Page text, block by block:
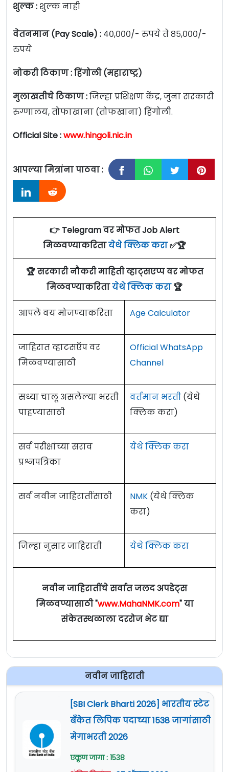
शुल्क : शुल्क नाही
वेतनमान (Pay Scale) : ४०,०००/- रुपये ते ८५,०००/-
रुपये
नोकरी ठिकाण : हिंगोली (महाराष्ट्र)
मुलाखतीचे ठिकाण :जिल्हा प्रशिक्षण केंद्र, जुना सरकारी
रुग्णालय, तोफाखाना (तोफखाना) हिंगोली.
Official Site :www.hingoli.nic.in
आपल्या मित्रांना पाठवा :
👉 Telegram वर मोफत Job Alert
मिळवण्याकरितायेथे क्लिक करा✅🏆
🏆 सरकारी नौकरी माहिती व्हाट्सएप्प वर मोफत
मिळवण्याकरितायेथे क्लिक करा🏆
आपले वय मोजण्याकरिता Age Calculator
जाहिरात व्हाटसऍप वर
मिळवण्यासाठी
Official WhatsApp
Channel
सध्या चालू असलेल्या भरती
पाहण्यासाठी
वर्तमान भरती (येथे
क्लिक करा)
सर्व परीक्षांच्या सराव
प्रश्नपत्रिका
येथे क्लिक करा
सर्व नवीन जाहिरातींसाठी NMK (येथे क्लिक
करा)
जिल्हा नुसार जाहिराती येथे क्लिक करा
नवीन जाहिरातींचे सर्वात जलद अपडेट्स
मिळवण्यासाठी "www.MahaNMK.com" या
संकेतस्थळाला दररोज भेट द्या
नवीन जाहिराती
[SBI Clerk Bharti 2026] भारतीय स्टेट
बँकेत लिपिक पदाच्या 1538 जागांसाठी
मेगाभरती 2026
एकूण जागा : 1538